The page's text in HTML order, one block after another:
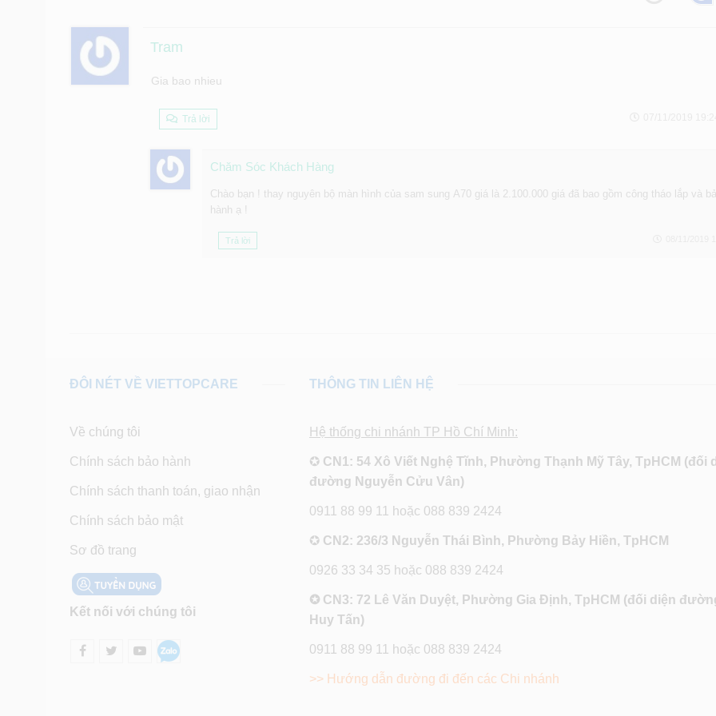
Tram
Gia bao nhieu
Trả lời
Chăm Sóc Khách Hàng
Chào bạn ! thay nguyên bộ màn hình của sam sung A70 giá là 2.100.000 giá đã bao gồm công tháo lắp và
hành ạ !
Trả lời
ĐÔI NÉT VỀ VIETTOPCARE
Về chúng tôi
Chính sách bảo hành
Chính sách thanh toán, giao nhận
Chính sách bảo mật
Sơ đồ trang
Kết nối với chúng tôi
THÔNG TIN LIÊN HỆ
Hệ thống chi nhánh TP Hồ Chí Minh:
✪ CN1: 54 Xô Viết Nghệ Tĩnh, Phường Thạnh Mỹ Tây, TpHCM (đối
đường Nguyễn Cửu Vân)
0911 88 99 11 hoặc 088 839 2424
✪ CN2: 236/3 Nguyễn Thái Bình, Phường Bảy Hiền, TpHCM
0926 33 34 35 hoặc 088 839 2424
✪ CN3: 72 Lê Văn Duyệt, Phường Gia Định, TpHCM (đối diện
Huy Tấn)
0911 88 99 11 hoặc 088 839 2424
>> Hướng dẫn đường đi đến các Chi nhánh